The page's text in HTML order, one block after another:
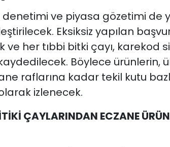
denetimi ve piyasa gözetimi de
Eksiksiz yapılan
ve her tıbbi bitki çayı, karekod
Böylece ürünlerin,
raflarına kadar tekil kutu
izlenecek.
ÇAYLARINDAN ECZANE